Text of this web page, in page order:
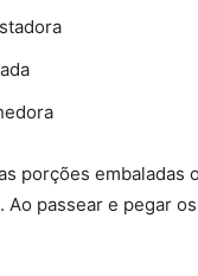
porções embaladas
Ao passear e pegar